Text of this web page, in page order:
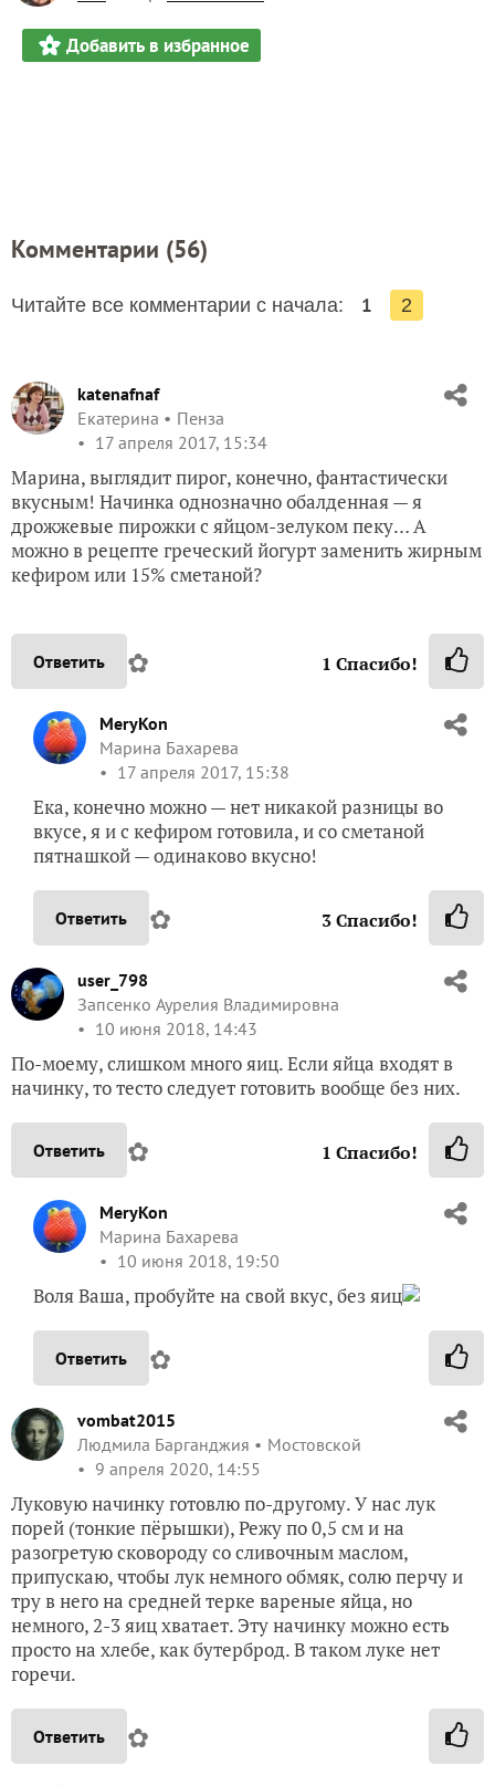
Добавить в избранное
Комментарии (56)
Читайте все комментарии с начала: 1 2
katenafnaf
Екатерина
Пенза
17 апреля 2017, 15:34
Марина, выглядит пирог, конечно, фантастически
вкусным! Начинка однозначно обалденная — я
дрожжевые пирожки с яйцом-зелуком пеку… А
можно в рецепте греческий йогурт заменить жирным
кефиром или 15% сметаной?
Ответить ✿ 1 Спасибо!
MeryKon
Марина Бахарева
17 апреля 2017, 15:38
Ека, конечно можно — нет никакой разницы во
вкусе, я и с кефиром готовила, и со сметаной
пятнашкой — одинаково вкусно!
Ответить ✿ 3Спасибо!
user_798
Запсенко Аурелия Владимировна
10 июня 2018, 14:43
По-моему, слишком много яиц. Если яйца входят в
начинку, то тесто следует готовить вообще без них.
Ответить ✿ 1 Спасибо!
MeryKon
Марина Бахарева
10 июня 2018, 19:50
Воля Ваша, пробуйте на свой вкус, без яиц
Ответить ✿
vombat2015
Людмила Барганджия
Мостовской
9 апреля 2020, 14:55
Луковую начинку готовлю по-другому. У нас лук
порей (тонкие пёрышки), Режу по 0,5 см и на
разогретую сковороду со сливочным маслом,
припускаю, чтобы лук немного обмяк, солю перчу и
тру в него на средней терке вареные яйца, но
немного, 2-3 яиц хватает. Эту начинку можно есть
просто на хлебе, как бутерброд. В таком луке нет
горечи.
Ответить ✿